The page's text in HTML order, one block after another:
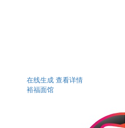
在线生成 查看详情
裕福面馆